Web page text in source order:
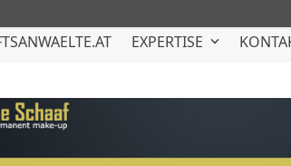
EXPERTISE